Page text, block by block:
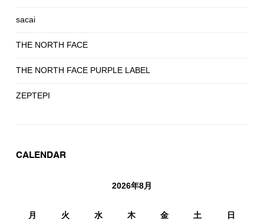
sacai
THE NORTH FACE
THE NORTH FACE PURPLE LABEL
ZEPTEPI
CALENDAR
2026年8月
月 火 水 木 金 土 日